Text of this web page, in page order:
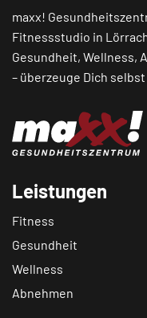
maxx!
Fitnessstudio in
Gesundheit, Wellness,
– überzeuge Dich
Leistungen
Fitness
Gesundheit
Wellness
Abnehmen